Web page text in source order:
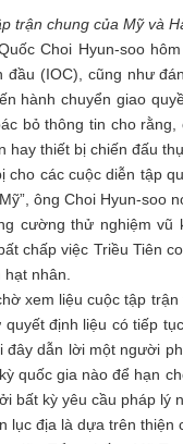
trận chung của Mỹ và
Choi Hyun-soo
(IOC), cũng như
hành chuyển giao
bỏ thông tin cho
hay thiết bị chiến đấu
cho các cuộc diễn tập
ông Choi Hyun-soo
cường thử nghiệm
chấp việc Triều Tiên
nhân.
xem liệu cuộc tập
định liệu có tiếp
đây dẫn lời một người
quốc gia nào để hạn
bất kỳ yêu cầu pháp
địa là dựa trên thiện